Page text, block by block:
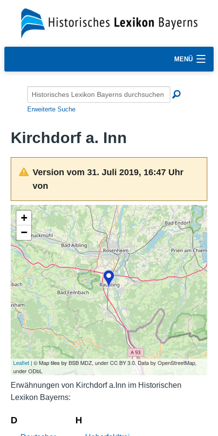
MENÜ
Erweiterte Suche
Kirchdorf a. Inn
Version vom 31. Juli 2019, 16:47 Uhr
von
+
−
Leaflet| © Map tiles by BSB MDZ, under CC BY 3.0. Data by OpenStreetMap,
under ODbL
Erwähnungen von Kirchdorf a.Inn im Historischen
Lexikon Bayerns:
D H